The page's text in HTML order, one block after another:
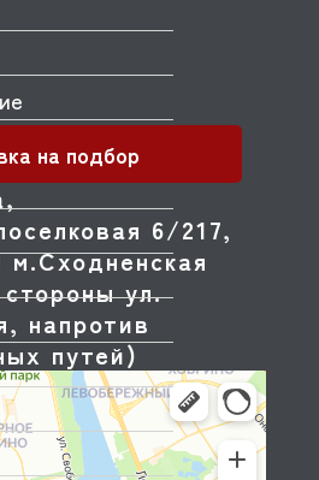
6/217,
ул.
напротив
путей)
на подбор